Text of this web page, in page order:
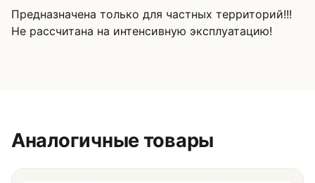
Предназначена только для частных территорий!!!
Не рассчитана на интенсивную эксплуатацию!
Аналогичные товары